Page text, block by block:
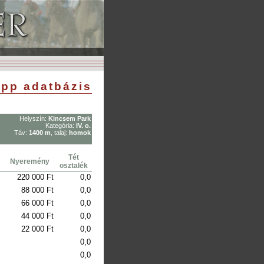
adatbázis
Helyszín: Kincsem Park
Kategória: IV. o.
Táv: 1400 m , talaj: homok
Nyeremény
Tét
osztalék
220 000 Ft
0,0
88 000 Ft
0,0
66 000 Ft
0,0
44 000 Ft
0,0
22 000 Ft
0,0
0,0
0,0